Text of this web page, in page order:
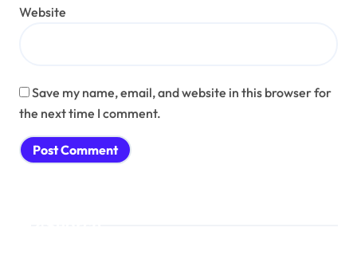
Website
Save my name, email, and website in this browser for
the next time I comment.